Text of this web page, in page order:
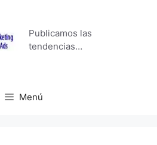
Publicamos las
tendencias…
Menú